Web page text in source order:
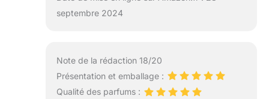
septembre 2024
Note de la rédaction 18/20
Présentation et emballage :
Qualité des parfums :